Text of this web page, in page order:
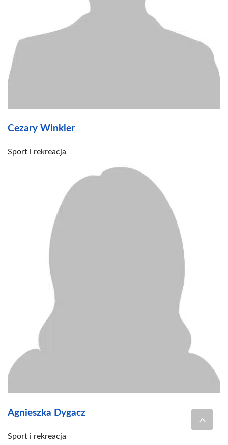
Cezary Winkler
Sport i rekreacja
Agnieszka Dygacz
Sport i rekreacja